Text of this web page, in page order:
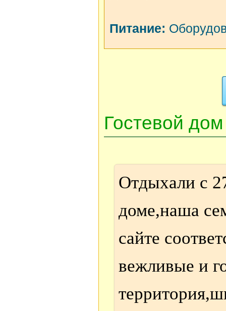
Питание:
Гостевой
Отдыхали с
доме,наша
сайте
вежливые и